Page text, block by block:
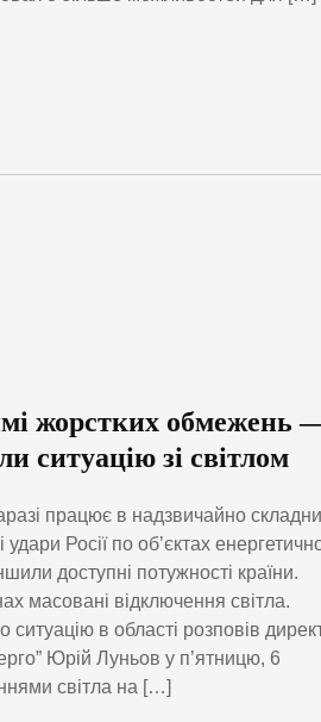
жорстких обмежень
ситуацію зі світлом
працює в надзвичайно
Росії по об’єктах
доступні потужності країни.
масовані відключення світла.
в області розповів
Юрій Луньов у п’ятницю, 6
світла на […]